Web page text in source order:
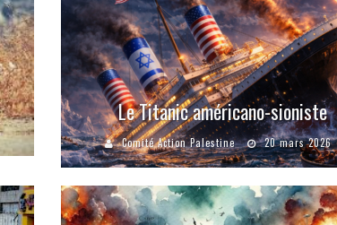
Le Titanic américano-sioniste
Comité Action Palestine 20 mars 2026